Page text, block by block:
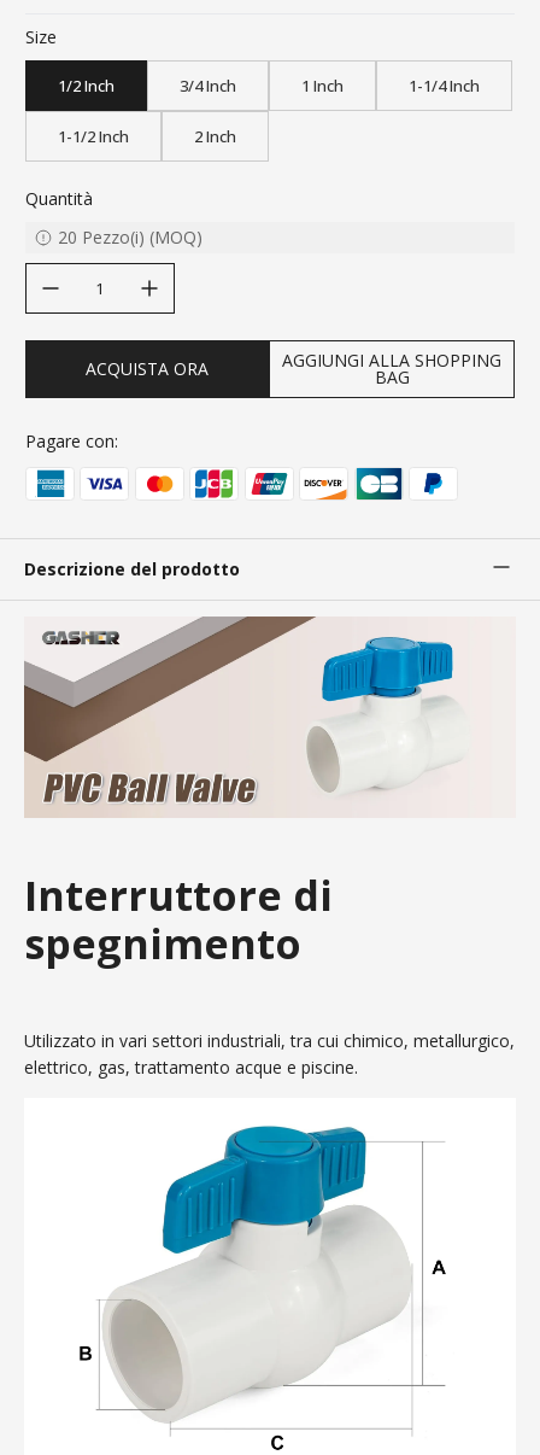
Size
1/2 Inch 3/4 Inch 1 Inch 1-1/4 Inch
1-1/2 Inch 2 Inch
Quantità
20 Pezzo(i) (MOQ)
ACQUISTA ORA AGGIUNGI ALLA SHOPPING
BAG
Pagare con:
Descrizione del prodotto
Interruttore di
spegnimento
Utilizzato in vari settori industriali, tra cui chimico, metallurgico,
elettrico, gas, trattamento acque e piscine.